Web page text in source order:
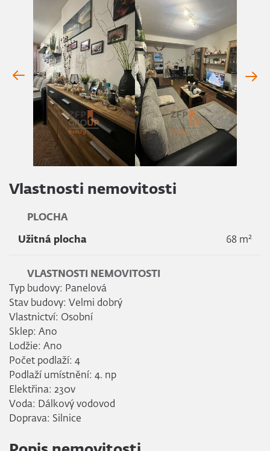
Vlastnosti nemovitosti
PLOCHA
Užitná plocha 68 m2
VLASTNOSTI NEMOVITOSTI
Typ budovy: Panelová
Stav budovy: Velmi dobrý
Vlastnictví: Osobní
Sklep: Ano
Lodžie: Ano
Počet podlaží: 4
Podlaží umístnění: 4. np
Elektřina: 230v
Voda: Dálkový vodovod
Doprava: Silnice